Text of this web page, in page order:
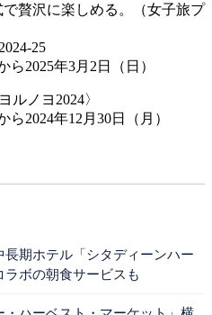
贅沢に楽しめる。（女子旅プ
25
ら2025年3⽉2日（日）
ルノヨ2024〉
2024年12月30日（月）
長期ホテル「シタディーンハー
ボの朝食サービスも